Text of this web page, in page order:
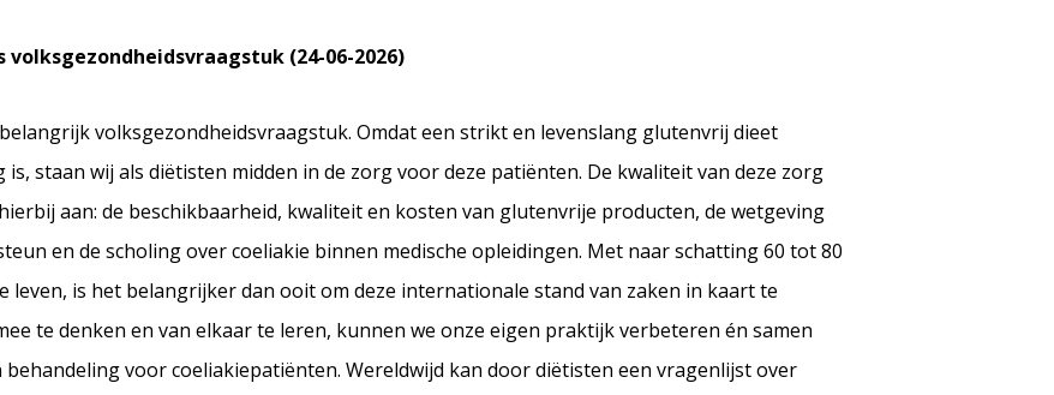
(24-06-2026)
volksgezondheidsvraagstuk. Omdat een strikt en levenslang glutenvrij dieet
staan wij als diëtisten midden in de zorg voor deze patiënten. De kwaliteit van deze zorg
aan: de beschikbaarheid, kwaliteit en kosten van glutenvrije producten, de wetgeving
en de scholing over coeliakie binnen medische opleidingen. Met naar schatting 60 tot 80
leven, is het belangrijker dan ooit om deze internationale stand van zaken in kaart te
te denken en van elkaar te leren, kunnen we onze eigen praktijk verbeteren én samen
voor coeliakiepatiënten. Wereldwijd kan door diëtisten een vragenlijst over